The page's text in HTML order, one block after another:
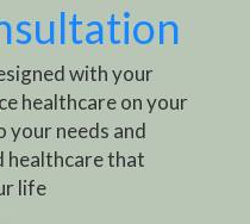
with your
healthcare on your
needs and
healthcare that
life